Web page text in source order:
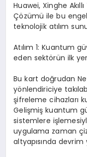
Huawei, Xinghe
Çözümü ile bu
teknolojik atılım
Atılım 1: Kuantum
eden sektörün ilk
Bu kart doğrudan
yönlendiriciye
şifreleme cihazları
Gelişmiş kuantum
sistemlere
uygulama zaman
altyapısında devrim